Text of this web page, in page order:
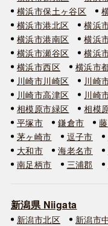
横浜市保土ヶ谷区
横浜市港北区
横浜
横浜市港南区
横浜
横浜市瀬谷区
横浜
横浜市西区
横浜市
川崎市川崎区
川崎
川崎市高津区
川崎
相模原市緑区
相模
平塚市
鎌倉市
茅ヶ崎市
逗子市
大和市
海老名市
南足柄市
三浦郡
新潟県 Niigata
新潟市北区 新潟市